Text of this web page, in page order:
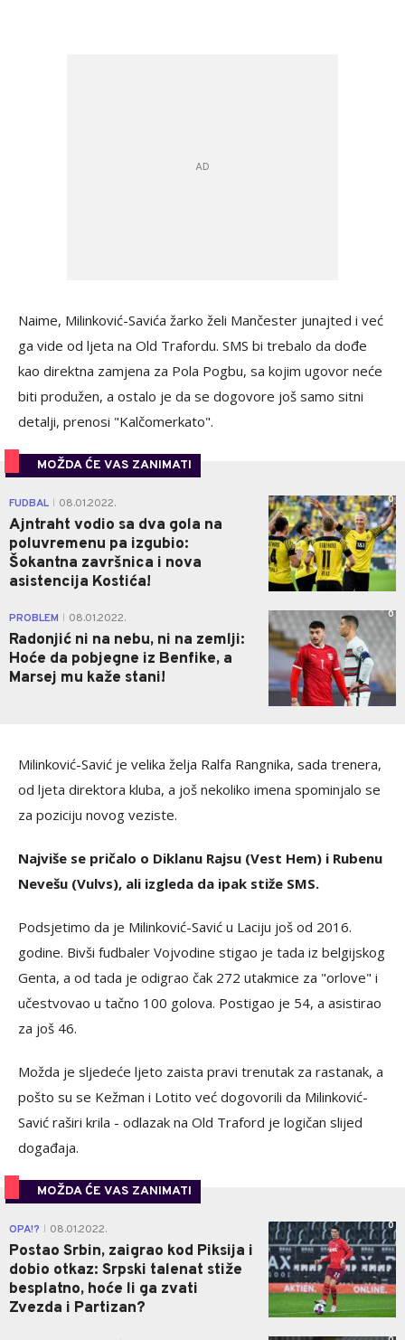
Naime, Milinković-Savića žarko želi Mančester junajted i već
ga vide od ljeta na Old Trafordu. SMS bi trebalo da dođe
kao direktna zamjena za Pola Pogbu, sa kojim ugovor neće
biti produžen, a ostalo je da se dogovore još samo sitni
detalji, prenosi "Kalčomerkato".
MOŽDA ĆE VAS ZANIMATI
FUDBAL 08.01.2022.
Ajntraht vodio sa dva gola na
poluvremenu pa izgubio:
Šokantna završnica i nova
asistencija Kostića!
0
PROBLEM 08.01.2022.
Radonjić ni na nebu, ni na zemlji:
Hoće da pobjegne iz Benfike, a
Marsej mu kaže stani!
0
Milinković-Savić je velika želja Ralfa Rangnika, sada trenera,
od ljeta direktora kluba, a još nekoliko imena spominjalo se
za poziciju novog veziste.
Najviše se pričalo o Diklanu Rajsu (Vest Hem) i Rubenu
Nevešu (Vulvs), ali izgleda da ipak stiže SMS.
Podsjetimo da je Milinković-Savić u Laciju još od 2016.
godine. Bivši fudbaler Vojvodine stigao je tada iz belgijskog
Genta, a od tada je odigrao čak 272 utakmice za "orlove" i
učestvovao u tačno 100 golova. Postigao je 54, a asistirao
za još 46.
Možda je sljedeće ljeto zaista pravi trenutak za rastanak, a
pošto su se Kežman i Lotito već dogovorili da Milinković-
Savić raširi krila - odlazak na Old Traford je logičan slijed
događaja.
MOŽDA ĆE VAS ZANIMATI
OPA!? 08.01.2022.
Postao Srbin, zaigrao kod Piksija i
dobio otkaz: Srpski talenat stiže
besplatno, hoće li ga zvati
Zvezda i Partizan?
0